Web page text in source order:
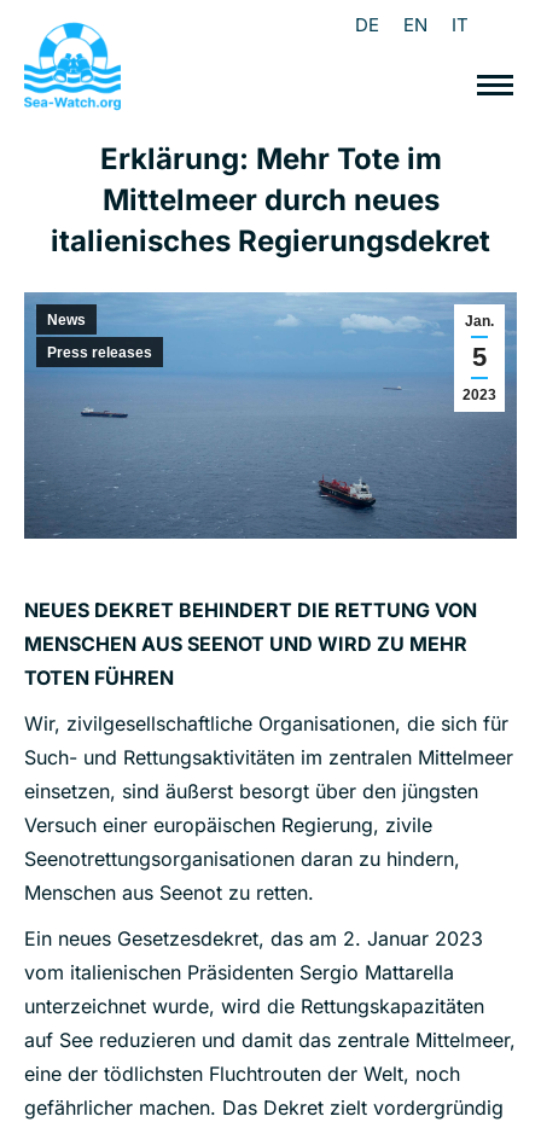
DE EN IT
Erklärung: Mehr Tote im
Mittelmeer durch neues
italienisches Regierungsdekret
Jan.
5
2023
News
Press releases
NEUES DEKRET BEHINDERT DIE RETTUNG VON
MENSCHEN AUS SEENOT UND WIRD ZU MEHR
TOTEN FÜHREN
Wir, zivilgesellschaftliche Organisationen, die sich für
Such- und Rettungsaktivitäten im zentralen Mittelmeer
einsetzen, sind äußerst besorgt über den jüngsten
Versuch einer europäischen Regierung, zivile
Seenotrettungsorganisationen daran zu hindern,
Menschen aus Seenot zu retten.
Ein neues Gesetzesdekret, das am 2. Januar 2023
vom italienischen Präsidenten Sergio Mattarella
unterzeichnet wurde, wird die Rettungskapazitäten
auf See reduzieren und damit das zentrale Mittelmeer,
eine der tödlichsten Fluchtrouten der Welt, noch
gefährlicher machen. Das Dekret zielt vordergründig